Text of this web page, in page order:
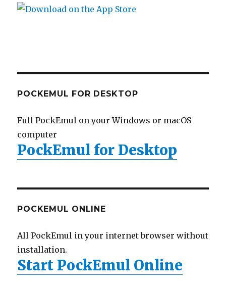
POCKEMUL FOR DESKTOP
Full PockEmul on your Windows or macOS
computer
PockEmul for Desktop
POCKEMUL ONLINE
All PockEmul in your internet browser without
installation.
Start PockEmul Online